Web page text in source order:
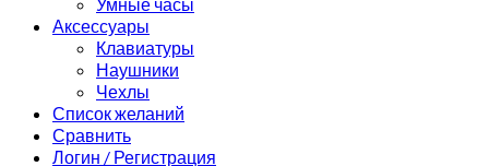
Умные часы
Аксессуары
Клавиатуры
Наушники
Чехлы
Список желаний
Сравнить
Логин / Регистрация